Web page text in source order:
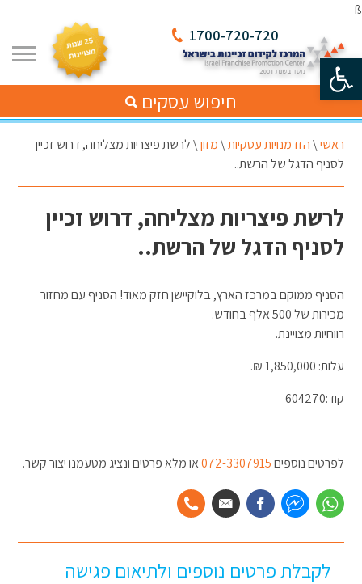
פתח סרגל נגישות
ß
1700-720-720
חיפוש עסקים
ראשי\הזדמנויות עסקיות\מזון\לרשת פיצריות מצליחה, דרוש זכיין
לסניף הדגל של הרשת..
לרשת פיצריות מצליחה, דרוש זכיין
לסניף הדגל של הרשת..
הסניף ממוקם במרכז הארץ, בלוקיישן חזק מאוד! הסניף עם מחזור
מכירות של 500 אלף בחודש.
רווחיות מצויינת.
עלות: 1,850,000 ₪.
קוד:604270
לפרטים נוספים072-3307915או מלא פרטים ונציג מטעמנו יצור קשר.
לקבלת פרטים נוספים ולתיאום פגישה